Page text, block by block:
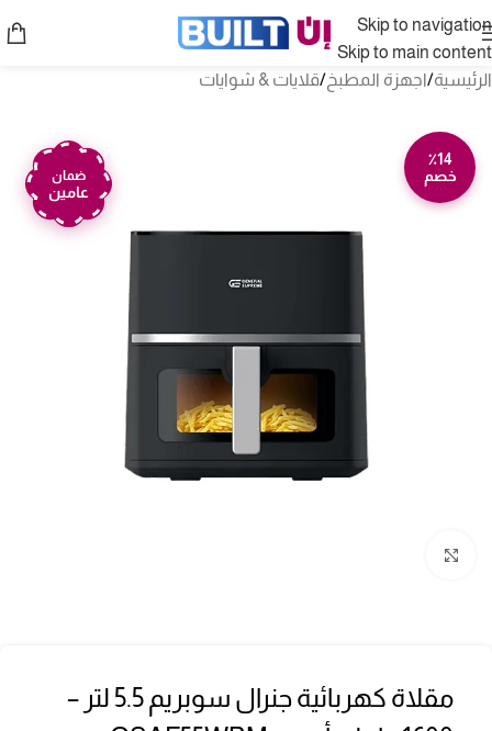
Skip to navigation
Skip to main content
الرئيسية/اجهزة المطبخ/قلايات & شوايات
٪14
خصم
ضمان
عامين
مقلاة كهربائية جنرال سوبريم 5.5 لتر –